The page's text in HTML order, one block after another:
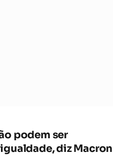
podem ser
diz Macron